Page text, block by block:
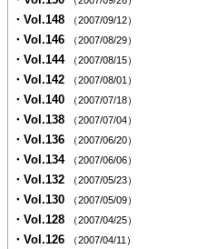
・Vol.148 （2007/09/12）
・Vol.146 （2007/08/29）
・Vol.144 （2007/08/15）
・Vol.142 （2007/08/01）
・Vol.140 （2007/07/18）
・Vol.138 （2007/07/04）
・Vol.136 （2007/06/20）
・Vol.134 （2007/06/06）
・Vol.132 （2007/05/23）
・Vol.130 （2007/05/09）
・Vol.128 （2007/04/25）
・Vol.126 （2007/04/11）